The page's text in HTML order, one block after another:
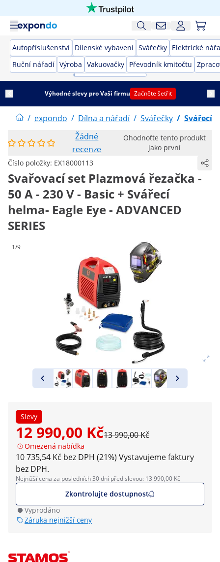
Autopříslušenství Dílenské vybavení Svářečky Elektrické
Ruční nářadí Výroba Vakuovačky Převodník kmitočtu
Výhodné slevy pro Vaši firmu Začněte šetřit
/ expondo / Dílna a nářadí / Svářečky / Svářecí
Žádné
recenze
Ohodnoťte tento produkt
jako první
Číslo položky: EX18000113
Svařovací set Plazmová řezačka -
50 A - 230 V - Basic + Svářecí
helma- Eagle Eye - ADVANCED
SERIES
1/9
Slevy
12 990,00 Kč13 990,00 Kč
Omezená nabídka
10 735,54 Kč bez DPH (21%) Vystavujeme faktury
bez DPH.
Nejnižší cena za posledních 30 dní před slevou: 13 990,00 Kč
Zkontrolujte dostupnost
Vyprodáno
Záruka nejnižší ceny